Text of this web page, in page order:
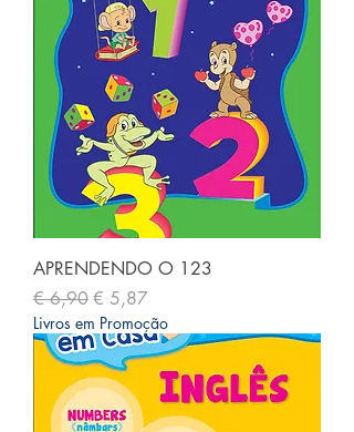
APRENDENDO O 123
Preço normal
€ 6,90Preço promocional
€ 5,87
Livros em Promoção